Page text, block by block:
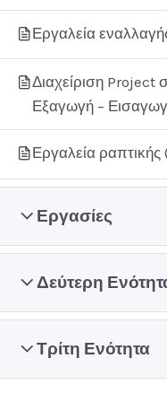
Εργαλεία
Διαχείριση Project
Εξαγωγή –
Εργαλεία
Εργασίες
Δεύτερη
Τρίτη Ενότητα